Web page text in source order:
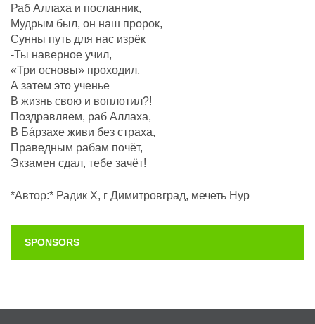
Раб Аллаха и посланник,
Мудрым был, он наш пророк,
Сунны путь для нас изрёк
-Ты наверное учил,
«Три основы» проходил,
А затем это ученье
В жизнь свою и воплотил?!
Поздравляем, раб Аллаха,
В Бáрзахе живи без страха,
Праведным рабам почëт,
Экзамен сдал, тебе зачёт!
*Автор:* Радик Х, г Димитровград, мечеть Нур
SPONSORS